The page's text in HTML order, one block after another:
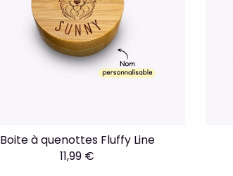
Boite à quenottes Fluffy Line
11,99 €